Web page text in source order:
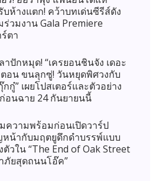
บห้างแตก! คว้าบทเด่นซีรีส์ดัง
วมงาน Gala Premiere
ตา
าปักหมุด! “เครยอนชินจัง เดอะ
อน ขนลุกซู่! วันหยุดพิศวงกับ
กู๋” เผยโปสเตอร์และตัวอย่าง
อนฉาย 24 กันยายนนี้
มความพร้อมก่อนเปิดวาร์ป
หน้ากับมฤตยูดึกดำบรรพ์แบบ
วใน “The End of Oak Street
ภัยสุดถนนโอ๊ค”